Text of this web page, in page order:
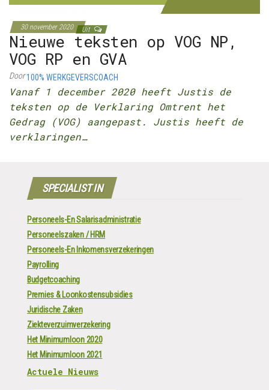
30 november 2020 Uit
Nieuwe teksten op VOG NP,
VOG RP en GVA
Door100% WERKGEVERSCOACH
Vanaf 1 december 2020 heeft Justis de
teksten op de Verklaring Omtrent het
Gedrag (VOG) aangepast. Justis heeft de
verklaringen…
SPECIALIST IN
Personeels-En Salarisadministratie
Personeelszaken / HRM
Personeels-En Inkomensverzekeringen
Payrolling
Budgetcoaching
Premies & Loonkostensubsidies
Juridische Zaken
Ziekteverzuimverzekering
Het Minimumloon 2020
Het Minimumloon 2021
Actuele Nieuws